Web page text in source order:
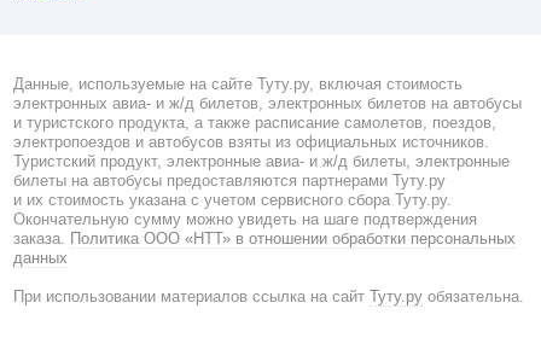
Данные, используемые на сайте Туту.ру, включая стоимость
электронных авиа- и ж/д билетов, электронных билетов на автобусы
и туристского продукта, а также расписание самолетов, поездов,
электропоездов и автобусов взяты из официальных источников.
Туристский продукт, электронные авиа- и ж/д билеты, электронные
билеты на автобусы предоставляются партнерами Туту.ру
и их стоимость указана с учетом сервисного сбора Туту.ру.
Окончательную сумму можно увидеть на шаге подтверждения
заказа. Политика ООО «НТТ» в отношении обработки персональных
данных
При использовании материалов ссылка на сайт Туту.ру обязательна.